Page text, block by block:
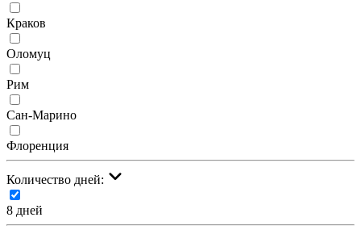
Краков
Оломуц
Рим
Сан-Марино
Флоренция
Количество дней:
8 дней